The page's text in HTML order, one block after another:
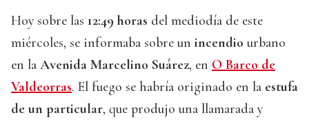
Hoy sobre las 12:49 horas del mediodía de este
miércoles, se informaba sobre un incendio urbano
en la Avenida Marcelino Suárez, en O Barco de
Valdeorras. El fuego se habría originado en la estufa
de un particular, que produjo una llamarada y